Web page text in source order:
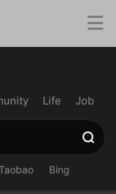
Life Job
Bing